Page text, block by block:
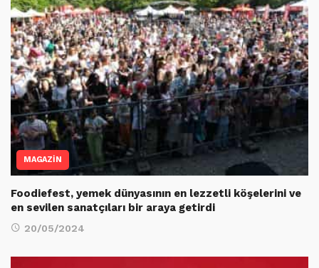
MAGAZİN
Foodiefest, yemek dünyasının en lezzetli köşelerini ve
en sevilen sanatçıları bir araya getirdi
20/05/2024